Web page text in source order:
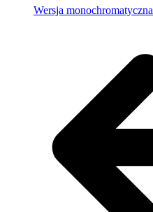
Wersja monochromatyczna